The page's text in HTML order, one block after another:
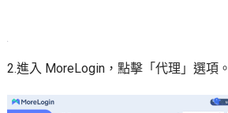
2.進入 MoreLogin，點擊「代理」選項。